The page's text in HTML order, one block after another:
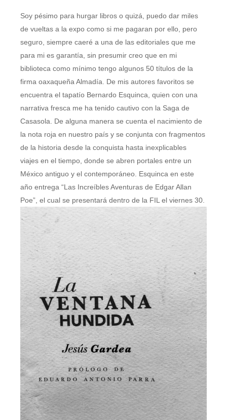
Soy pésimo para hurgar libros o quizá, puedo dar miles
de vueltas a la expo como si me pagaran por ello, pero
seguro, siempre caeré a una de las editoriales que me
para mi es garantía, sin presumir creo que en mi
biblioteca como mínimo tengo algunos 50 títulos de la
firma oaxaqueña Almadía. De mis autores favoritos se
encuentra el tapatío Bernardo Esquinca, quien con una
narrativa fresca me ha tenido cautivo con la Saga de
Casasola. De alguna manera se cuenta el nacimiento de
la nota roja en nuestro país y se conjunta con fragmentos
de la historia desde la conquista hasta inexplicables
viajes en el tiempo, donde se abren portales entre un
México antiguo y el contemporáneo. Esquinca en este
año entrega “Las Increíbles Aventuras de Edgar Allan
Poe”, el cual se presentará dentro de la FIL el viernes 30.